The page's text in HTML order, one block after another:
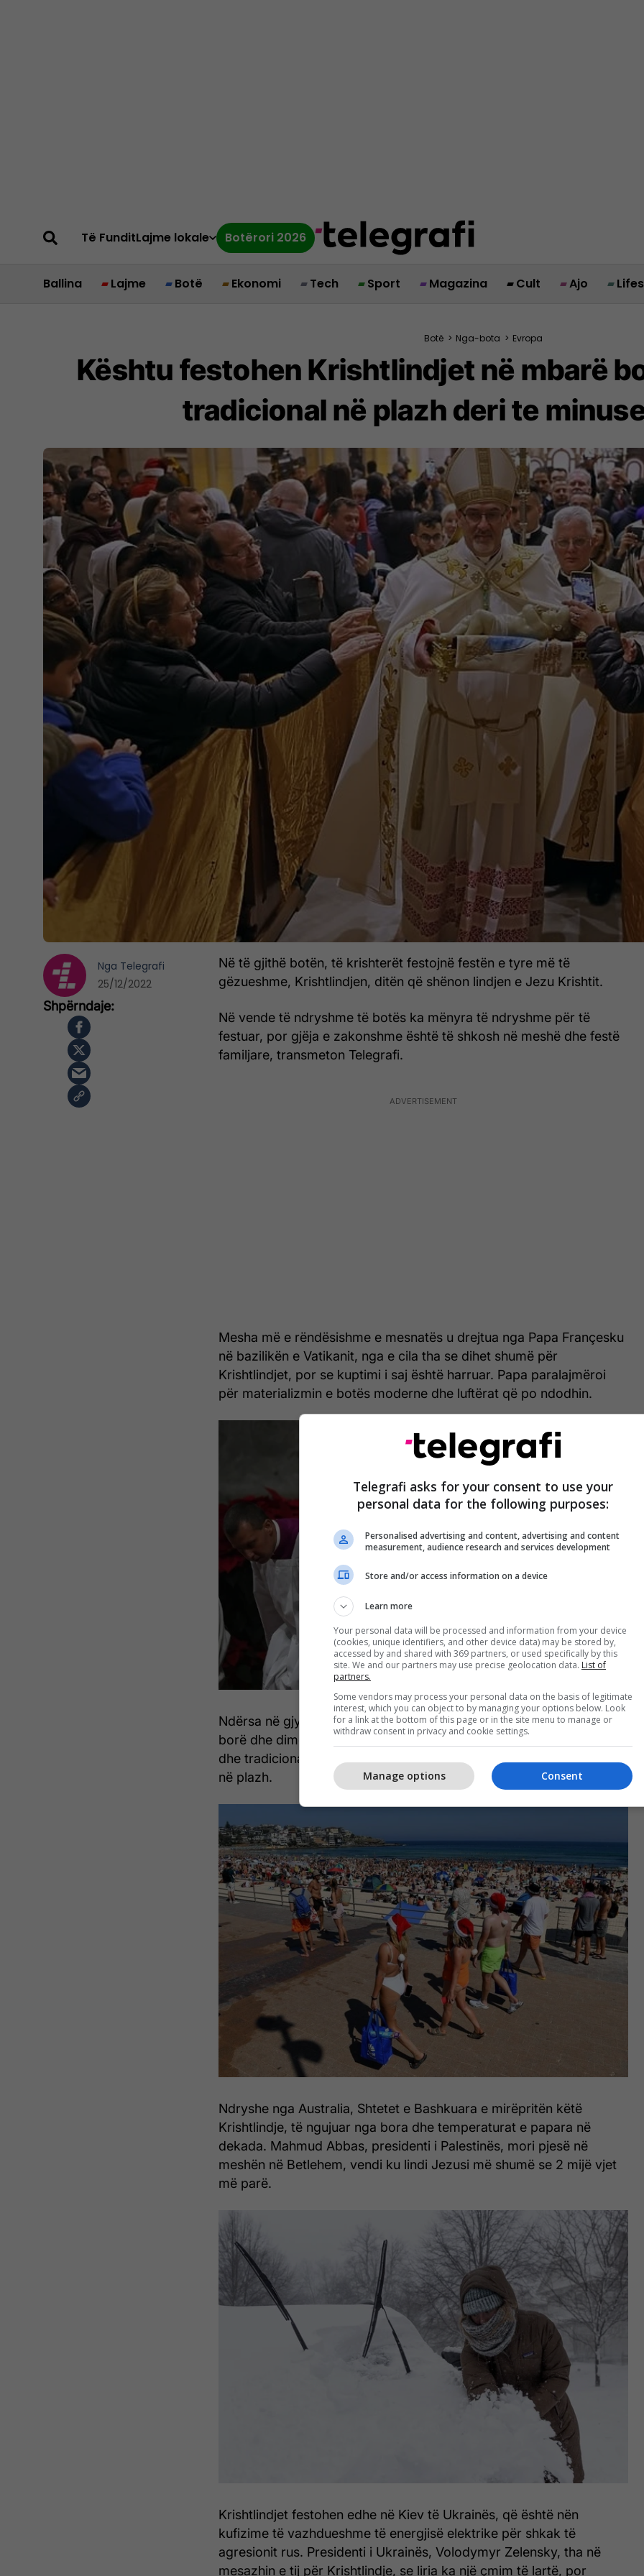
Të FunditLajme lokale Botërori 2026
Ballina Lajme Botë Ekonomi Tech Sport Magazina Cult Ajo
Botë > Nga-bota > Evropa
Kështu festohen Krishtlindjet në mbarë
tradicional në plazh deri te
Në të gjithë botën, të krishterët festojnë festën e tyre më të
gëzueshme, Krishtlindjen, ditën që shënon lindjen e Jezu Krishtit.
Në vende të ndryshme të botës ka mënyra të ndryshme për të
festuar, por gjëja e zakonshme është të shkosh në meshë dhe festë
familjare, transmeton Telegrafi.
Mesha më e rëndësishme e mesnatës u drejtua nga Papa Françesku
në bazilikën e Vatikanit, nga e cila tha se dihet shumë për
Krishtlindjet, por se kuptimi i saj është harruar. Papa paralajmëroi
për materializmin e botës moderne dhe luftërat që po ndodhin.
Ndërsa në gjysmën veriore të globit Krishtlindjet shoqërohen me
borë dhe dimër, në Australi, Krishtlindjet bien në verën kalendarike
dhe tradicionalisht dita e parë e Krishtlindjeve shënohet duke shkuar
në plazh.
Ndryshe nga Australia, Shtetet e Bashkuara e mirëpritën këtë
Krishtlindje, të ngujuar nga bora dhe temperaturat e papara në
dekada. Mahmud Abbas, presidenti i Palestinës, mori pjesë në
meshën në Betlehem, vendi ku lindi Jezusi më shumë se 2 mijë vjet
më parë.
Krishtlindjet festohen edhe në Kiev të Ukrainës, që është nën
kufizime të vazhdueshme të energjisë elektrike për shkak të
agresionit rus. Presidenti i Ukrainës, Volodymyr Zelensky, tha në
mesazhin e tij për Krishtlindje, se liria ka një çmim të lartë, por
Nga Telegrafi
25/12/2022
Telegrafi asks for your consent to use your
personal data for the following purposes:
Personalised advertising and content, advertising and content
measurement, audience research and services development
Store and/or access information on a device
Learn more
Your personal data will be processed and information from your device
(cookies, unique identifiers, and other device data) may be stored by,
accessed by and shared with 369 partners, or used specifically by this
site. We and our partners may use precise geolocation data. List of
partners.
Some vendors may process your personal data on the basis of legitimate
interest, which you can object to by managing your options below. Look
for a link at the bottom of this page or in the site menu to manage or
withdraw consent in privacy and cookie settings.
Consent
Manage options